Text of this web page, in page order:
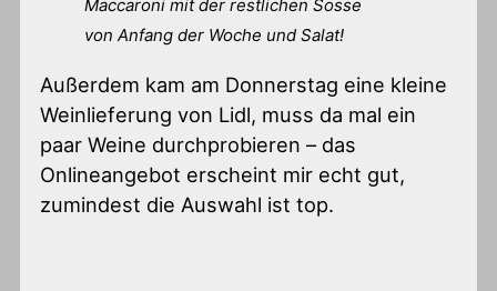
Maccaroni mit der restlichen Sosse
von Anfang der Woche und Salat!
Außerdem kam am Donnerstag eine kleine
Weinlieferung von Lidl, muss da mal ein
paar Weine durchprobieren – das
Onlineangebot erscheint mir echt gut,
zumindest die Auswahl ist top.